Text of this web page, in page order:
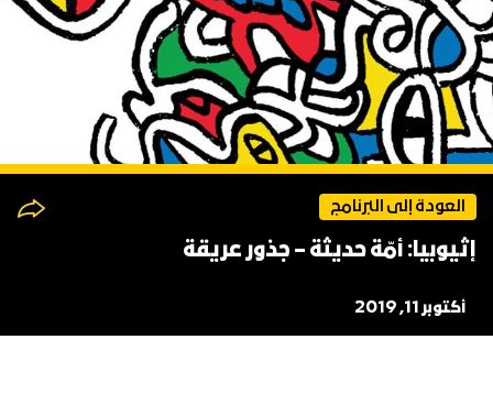
العودة إلى البرنامج
إثيوبيا: أمّة حديثة – جذور عريقة
أكتوبر 11, 2019